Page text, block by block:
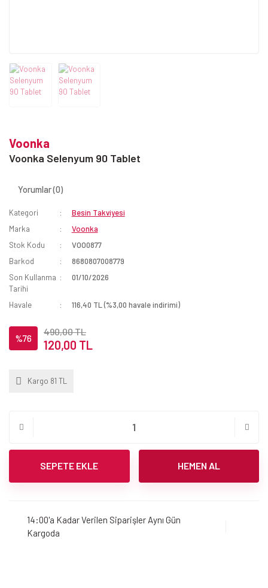
Voonka
Voonka Selenyum 90 Tablet
Yorumlar (0)
Kategori
Besin Takviyesi
Marka
Voonka
Stok Kodu
VOO0877
Barkod
8680807008779
Son Kullanma
Tarihi
01/10/2026
Havale 116,40 TL (%3,00 havale indirimi)
%76
490,00 TL
120,00 TL
Kargo 81 TL
SEPETE EKLE HEMEN AL
14:00'a Kadar Verilen Siparişler Aynı Gün
Kargoda